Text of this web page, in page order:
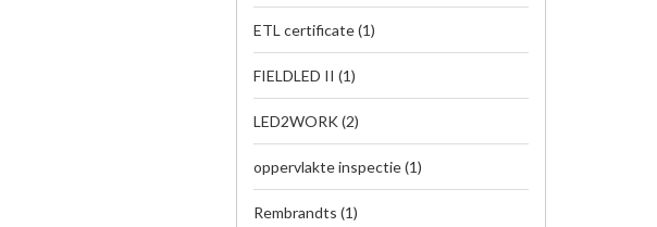
ETL certificate(1)
FIELDLED II (1)
LED2WORK(2)
oppervlakte inspectie(1)
Rembrandts (1)